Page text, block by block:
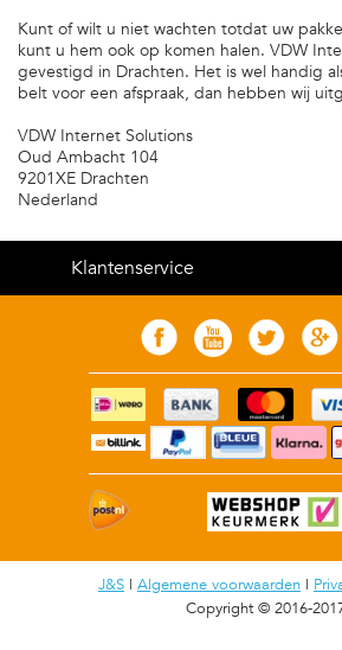
Kunt of wilt u niet wachten totdat uw
kunt u hem ook op komen halen. VDW
gevestigd in Drachten. Het is wel handig
belt voor een afspraak, dan hebben wij
VDW Internet Solutions
Oud Ambacht 104
9201XE Drachten
Nederland
Klantenservice
J&S | Algemene voorwaarden |
Copyright © 2016-